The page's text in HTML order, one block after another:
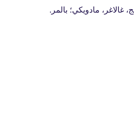
غالاغر، مادويكي؛ بالمر.